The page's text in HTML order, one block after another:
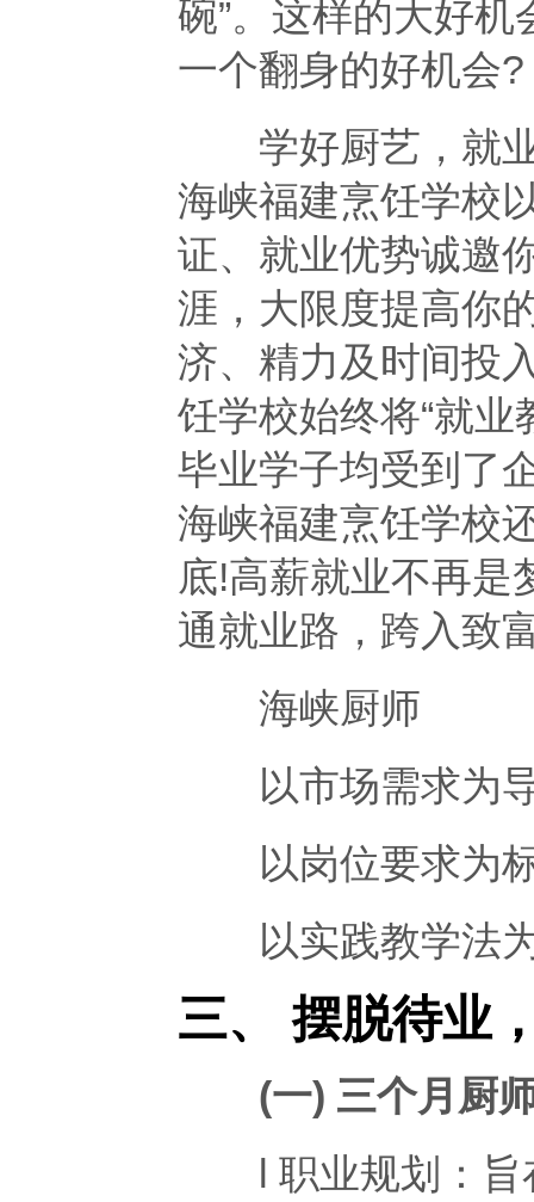
碗”。这样的大好
一个翻身的好机会?
学好厨艺，就业
海峡福建烹饪学校
证、就业优势诚邀
涯，大限度提高你
济、精力及时间投
饪学校始终将“就业
毕业学子均受到了
海峡福建烹饪学校
底!高薪就业不再是
通就业路，跨入致
海峡厨师
以市场需求为
以岗位要求为标
以实践教学法为
三、 摆脱待业
(一) 三个月厨师
l 职业规划：旨